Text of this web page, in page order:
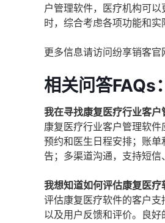
户管理软件，医疗机构可
时，综合考虑各项功能和实
更多信息请访问纷享销客官
相关问答FAQs：
我在寻找康复医疗行业客户
康复医疗行业客户管理软
预约和医生日程安排；账
告；多渠道沟通，支持短信
我想知道如何评估康复医疗
评估康复医疗软件的客户支
以及用户反馈和评价。良好